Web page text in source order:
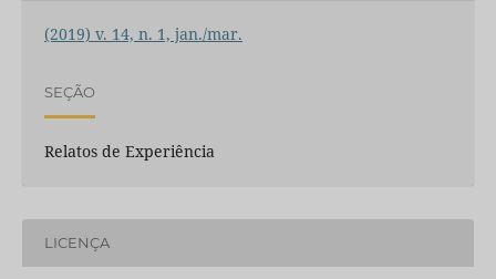
(2019) v. 14, n. 1, jan./mar.
SEÇÃO
Relatos de Experiência
LICENÇA